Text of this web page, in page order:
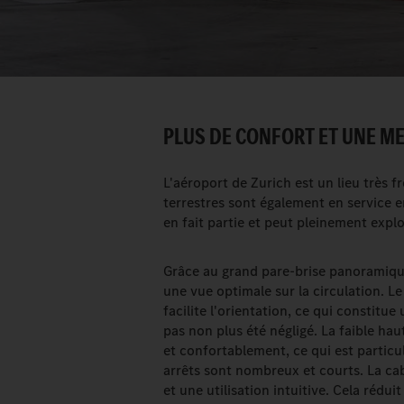
PLUS DE CONFORT ET UNE
L'aéroport de Zurich est un lieu très
terrestres sont également en service
en fait partie et peut pleinement
Grâce au grand pare-brise
une vue optimale sur la circulation.
facilite l'orientation, ce qui constitue
pas non plus été négligé. La faible
et confortablement, ce qui est
arrêts sont nombreux et courts. La
et une utilisation intuitive. Cela